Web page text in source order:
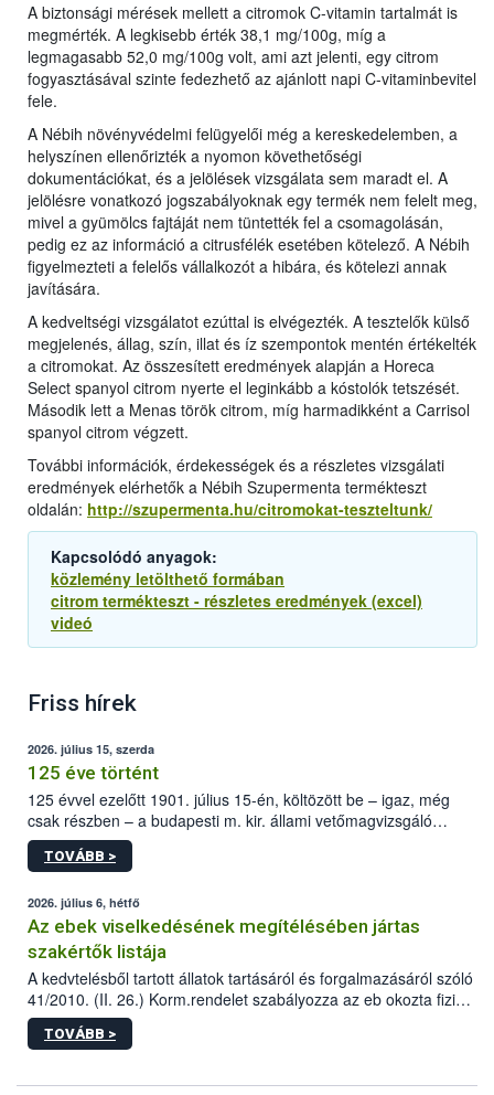
A biztonsági mérések mellett a citromok C-vitamin tartalmát is
megmérték. A legkisebb érték 38,1 mg/100g, míg a
legmagasabb 52,0 mg/100g volt, ami azt jelenti, egy citrom
fogyasztásával szinte fedezhető az ajánlott napi C-vitaminbevitel
fele.
A Nébih növényvédelmi felügyelői még a kereskedelemben, a
helyszínen ellenőrizték a nyomon követhetőségi
dokumentációkat, és a jelölések vizsgálata sem maradt el. A
jelölésre vonatkozó jogszabályoknak egy termék nem felelt meg,
mivel a gyümölcs fajtáját nem tüntették fel a csomagolásán,
pedig ez az információ a citrusfélék esetében kötelező. A Nébih
figyelmezteti a felelős vállalkozót a hibára, és kötelezi annak
javítására.
A kedveltségi vizsgálatot ezúttal is elvégezték. A tesztelők külső
megjelenés, állag, szín, illat és íz szempontok mentén értékelték
a citromokat. Az összesített eredmények alapján a Horeca
Select spanyol citrom nyerte el leginkább a kóstolók tetszését.
Második lett a Menas török citrom, míg harmadikként a Carrisol
spanyol citrom végzett.
További információk, érdekességek és a részletes vizsgálati
eredmények elérhetők a Nébih Szupermenta termékteszt
oldalán: http://szupermenta.hu/citromokat-teszteltunk/
Kapcsolódó anyagok:
közlemény letölthető formában
citrom termékteszt - részletes eredmények (excel)
videó
Friss hírek
2026. július 15, szerda
125 éve történt
125 évvel ezelőtt 1901. július 15-én, költözött be – igaz, még
csak részben – a budapesti m. kir. állami vetőmagvizsgáló
állomás a Kis Rókus utca 15. szám alatti, Czigler Győző által
tervezett új épületébe.
TOVÁBB >
2026. július 6, hétfő
Az ebek viselkedésének megítélésében jártas
szakértők listája
A kedvtelésből tartott állatok tartásáról és forgalmazásáról szóló
41/2010. (II. 26.) Korm.rendelet szabályozza az eb okozta fizikai
sérülés, illetve ennek veszélye keletkezésekor felmerülő
hatósági feladatokat, valamint a veszélyes eb tartását és annak
vonni az ebek viselkedésének megítélésében jártas szakértőt.
TOVÁBB >